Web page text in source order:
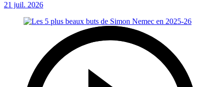
21 juil. 2026